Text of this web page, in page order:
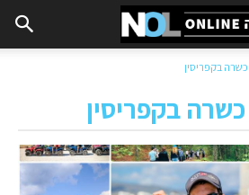
כשרה בקפריסין
בקפריסין